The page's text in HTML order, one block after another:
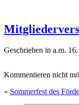
Geschrieben in a.m.
Kommentieren nicht
« Sommerfest des